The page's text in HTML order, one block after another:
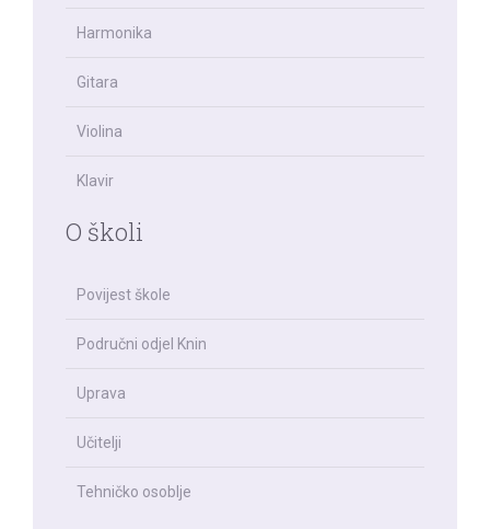
Harmonika
Gitara
Violina
Klavir
O školi
Povijest škole
Područni odjel Knin
Uprava
Učitelji
Tehničko osoblje